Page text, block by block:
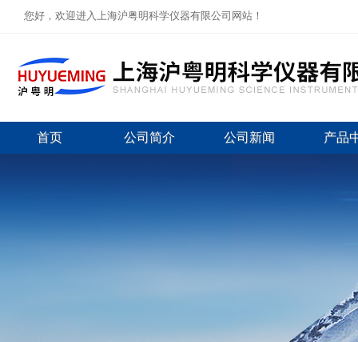
您好，欢迎进入上海沪粤明科学仪器有限公司网站！
首页 公司简介 公司新闻 产品